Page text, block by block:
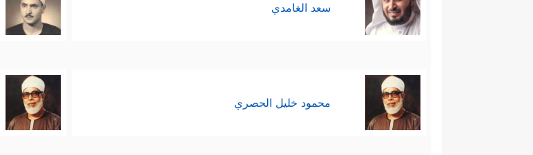
سعد الغامدي
محمود خليل الحصري